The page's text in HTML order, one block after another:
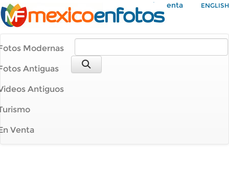
Mi Cuenta ENGLISH
Modernas
Antiguas
Antiguos
Venta